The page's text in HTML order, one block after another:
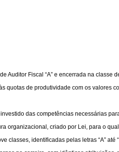
Auditor Fiscal “A” e encerrada na classe
quotas de produtividade com os valores
das competências necessárias
organizacional, criado por Lei, para o
classes, identificadas pelas letras “A” até